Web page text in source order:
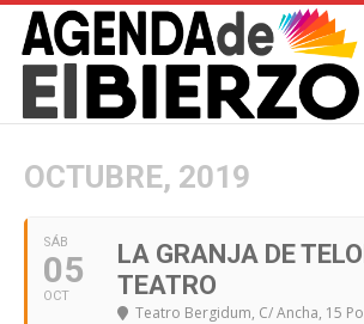
OCTUBRE, 2019
SÁB
05
OCT
LA GRANJA DE
TEATRO
Teatro Bergidum, C/ Ancha, 15